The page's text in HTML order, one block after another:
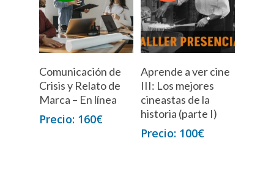
Comunicación de
Crisis y Relato de
Marca – En línea
160€
Leer Más
Aprende a ver cine
III: Los mejores
cineastas de la
historia (parte I)
100€